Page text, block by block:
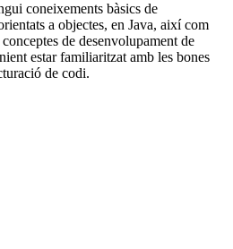
coneixements bàsics de
a objectes, en Java, així com
de desenvolupament de
estar familiaritzat amb les bones
de codi.